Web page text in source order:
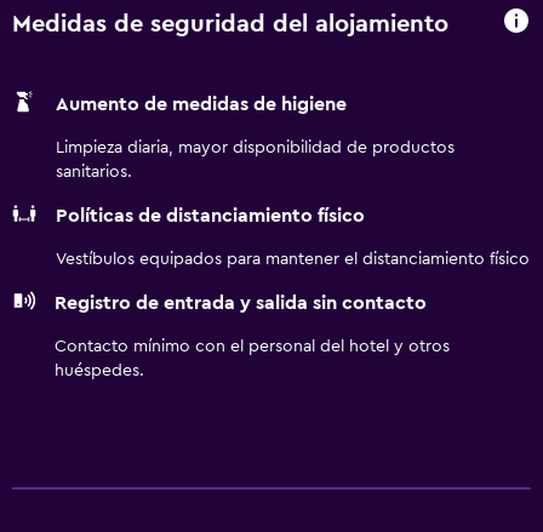
negocios con servicio de impresión y fotocopias. En un
Medidas de seguridad del alojamiento
Aumento de medidas de higiene
Limpieza diaria, mayor disponibilidad de productos
sanitarios.
Políticas de distanciamiento físico
Vestíbulos equipados para mantener el distanciamiento físico
Registro de entrada y salida sin contacto
Contacto mínimo con el personal del hotel y otros
huéspedes.